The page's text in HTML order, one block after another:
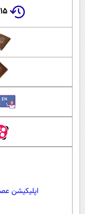
۱۵ سال پیش در چنین روزی
اپلیکیشن